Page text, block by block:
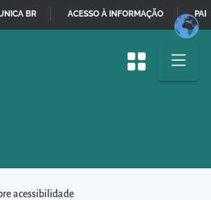
acessibilidade
BR ACESSO À INFORMAÇÃO